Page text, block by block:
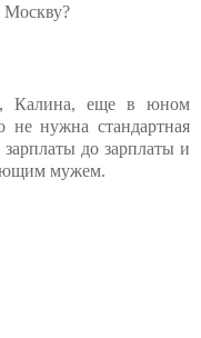
Москву?
Калина, еще в юном
не нужна стандартная
до зарплаты и
мужем.